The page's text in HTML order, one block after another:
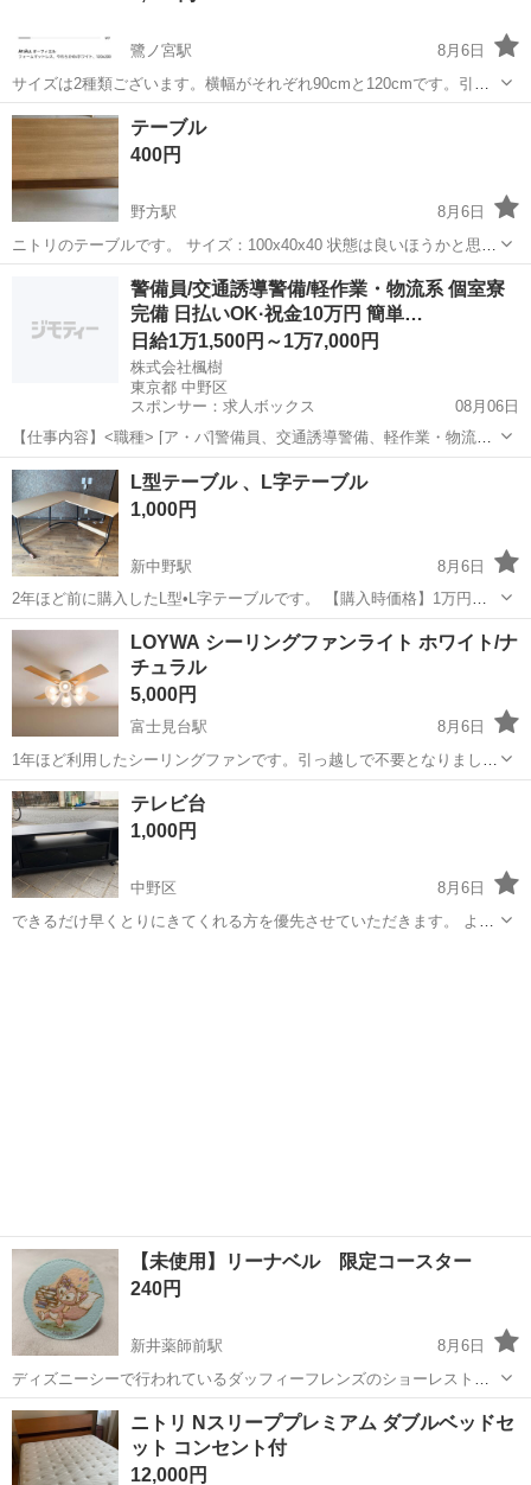
鷺ノ宮駅
8月6日
サイズは2種類ございます。横幅がそれぞれ90cmと120cmです。引っ
越しの過渡期用に購入したもので、状態は大変綺麗に保管されており
ます。価格は横幅90cmが5500円、120cmが7500円となります。受け
取りは鷺ノ宮駅周...
東京 中野区 鷺ノ宮駅
テーブル
400円
野方駅
8月6日
ニトリのテーブルです。 サイズ：100x40x40 状態は良いほうかと思い
ますが、中古品ですので ご理解頂ける方へお譲りします。 よろしくお
中野区 野方駅 テーブル ニトリ
警備員/交通誘導警備/軽作業・物流系 個室寮
完備 日払いOK·祝金10万円 簡単…
日給1万1,500円～1万7,000円
株式会社楓樹
東京都 中野区
スポンサー：求人ボックス
08月06日
【仕事内容】<職種> [ア・パ]警備員、交通誘導警備、軽作業・物流そ
の他 <雇用形態> アルバイト・パート <給与> [ア・パ]日給11,500円～
17,000円 交通費:全額支給 現場は23区を中心に多数ございます! 交通費
も支...
アルバイト・パート
L型テーブル 、L字テーブル
1,000円
新中野駅
8月6日
2年ほど前に購入したL型•L字テーブルです。 【購入時価格】1万円ぐ
らい 【サイズ】縦：120cm、横：120cm、高さ：75cm （大体で
す）、天板幅45cm 【傷などの状態】とくに目立った傷はありませ
ん。汚れは清掃して...
東京 中野区 新中野駅 テーブル 状態
LOYWA シーリングファンライト ホワイト/ナ
チュラル
5,000円
富士見台駅
8月6日
1年ほど利用したシーリングファンです。引っ越しで不要となりまし
た。 ホワイトカラーとナチュラルカラーのリバーシブルとなります。
動作確認済み。 https://www.low-ya.com/goods/FC03_G1019?...
東京 中野区 富士見台駅
テレビ台
1,000円
中野区
8月6日
できるだけ早くとりにきてくれる方を優先させていただきます。 よろ
【未使用】リーナベル 限定コースター
240円
新井薬師前駅
8月6日
ディズニーシーで行われているダッフィーフレンズのショーレストラ
ン限定のコースターです。 未使用！
東京 中野区 新井薬師前駅 家具
ニトリ Nスリーププレミアム ダブルベッドセ
ット コンセント付
12,000円